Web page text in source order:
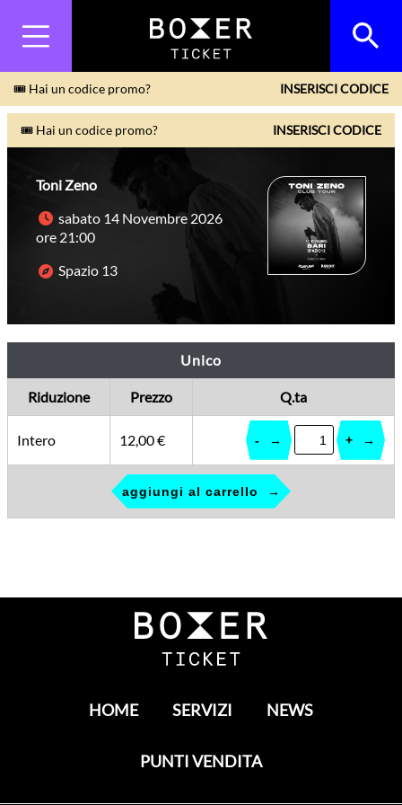
🎟 Hai un codice promo? INSERISCI CODICE
🎟 Hai un codice promo? INSERISCI CODICE
Toni Zeno
sabato 14 Novembre 2026
ore 21:00
Spazio 13
Unico
Riduzione Prezzo Q.ta
Intero 12,00 € - +
aggiungi al carrello
HOME SERVIZI NEWS
PUNTI VENDITA